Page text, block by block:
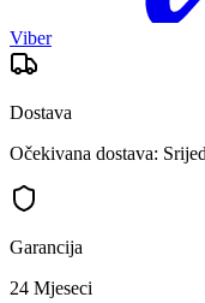
Viber
Dostava
Očekivana dostava:
Garancija
24 Mjeseci